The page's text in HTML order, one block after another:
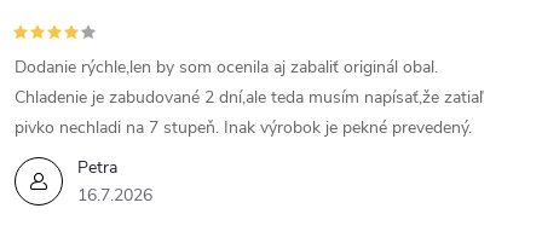
Petra
16.7.2026
Dodanie rýchle,len by som ocenila aj zabaliť originál obal.
Chladenie je zabudované 2 dní,ale teda musím napísať,že zatiaľ
pivko nechladi na 7 stupeň. Inak výrobok je pekné prevedený.